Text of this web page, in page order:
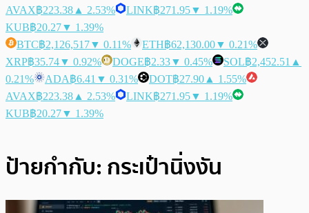
AVAX฿223.38 ▲ 2.53% LINK฿271.95▼ 1.19%
KUB฿20.27▼ 1.39%
BTC฿2,126,517▼ 0.11% ETH฿62,130.00▼ 0.21%
XRP฿35.74▼ 0.92% DOGE฿2.33▼ 0.45% SOL฿2,452.51 ▲
0.21%
ADA฿6.41 ▼ 0.31% DOT฿27.90 ▲ 1.55%
AVAX฿223.38 ▲ 2.53% LINK฿271.95▼ 1.19%
KUB฿20.27▼ 1.39%
ป้ายกำกับ: กระเป๋านิ่งงัน